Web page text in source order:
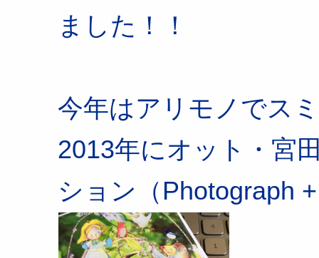
ました！！
今年はアリモノでス
2013年にオット・宮
ション（Photograph